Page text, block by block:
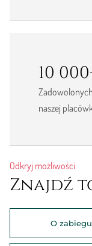
10
naszej
Odkryj możliwości
Znajdź
O zabiegu